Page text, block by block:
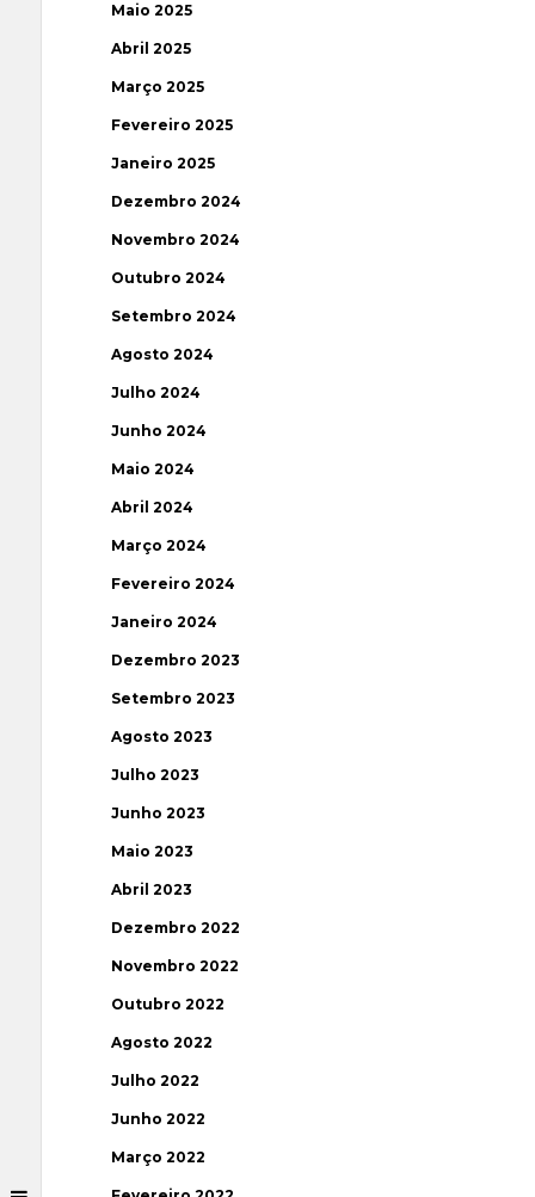
Maio 2025
Abril 2025
Março 2025
Fevereiro 2025
Janeiro 2025
Dezembro 2024
Novembro 2024
Outubro 2024
Setembro 2024
Agosto 2024
Julho 2024
Junho 2024
Maio 2024
Abril 2024
Março 2024
Fevereiro 2024
Janeiro 2024
Dezembro 2023
Setembro 2023
Agosto 2023
Julho 2023
Junho 2023
Maio 2023
Abril 2023
Dezembro 2022
Novembro 2022
Outubro 2022
Agosto 2022
Julho 2022
Junho 2022
Março 2022